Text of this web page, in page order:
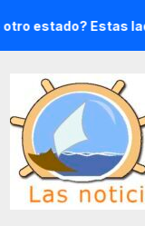
Estas ladas son